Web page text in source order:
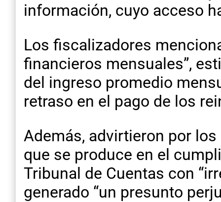
información, cuyo acceso
Los fiscalizadores
financieros mensuales”,
del ingreso promedio
retraso en el pago de los
Además, advirtieron por
que se produce en el
Tribunal de Cuentas con
generado “un presunto